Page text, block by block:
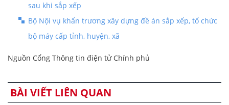
sau khi sắp xếp
Bộ Nội vụ khẩn trương xây dựng đề án sắp xếp, tổ chức
bộ máy cấp tỉnh, huyện, xã
Nguồn Cổng Thông tin điện tử Chính phủ
BÀI VIẾT LIÊN QUAN